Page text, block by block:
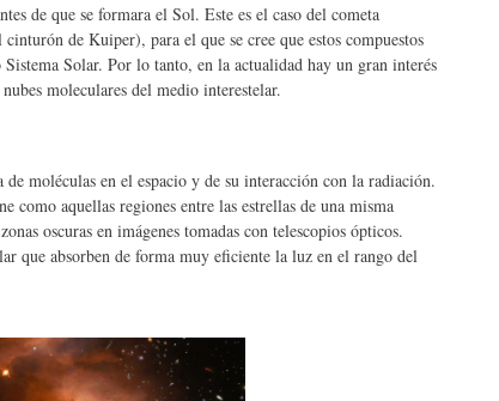
de que se formara el Sol. Este es el caso del cometa
de Kuiper), para el que se cree que estos compuestos
Solar. Por lo tanto, en la actualidad hay un gran interés
moleculares del medio interestelar.
moléculas en el espacio y de su interacción con la radiación.
como aquellas regiones entre las estrellas de una misma
oscuras en imágenes tomadas con telescopios ópticos.
que absorben de forma muy eficiente la luz en el rango del